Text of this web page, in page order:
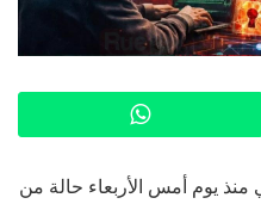
يوم أمس الأربعاء حالة من